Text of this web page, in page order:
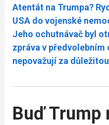
Atentát na Trumpa?
USA do vojenské
Jeho ochutnávač byl
zpráva v
nepovažují za důležitou
Buď Trump